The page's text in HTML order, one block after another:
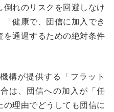
れのリスクを回避しなけ
健康で、団信に加入でき
通過するための絶対条件
構が提供する「フラット
は、団信への加入が「任
理由でどうしても団信に